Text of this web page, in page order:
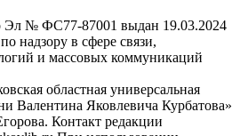
Эл № ФС77-87001 выдан 19.03.2024
надзору в сфере связи,
и массовых коммуникаций
областная универсальная
Валентина Яковлевича Курбатова»
Контакт редакции